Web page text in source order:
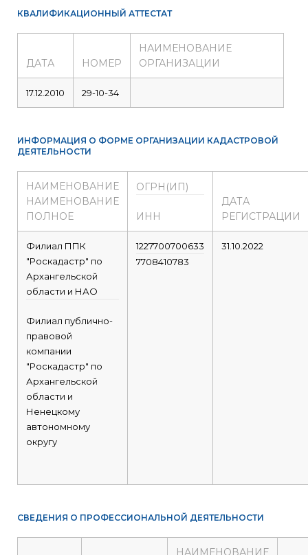
КВАЛИФИКАЦИОННЫЙ АТТЕСТАТ
ДАТА НОМЕР
НАИМЕНОВАНИЕ
ОРГАНИЗАЦИИ
17.12.2010 29-10-34
ИНФОРМАЦИЯ О ФОРМЕ ОРГАНИЗАЦИИ КАДАСТРОВОЙ
ДЕЯТЕЛЬНОСТИ
НАИМЕНОВАНИЕ
НАИМЕНОВАНИЕ
ПОЛНОЕ
ОГРН(ИП)
ИНН
ДАТА
РЕГИСТРАЦИИ
Филиал ППК
"Роскадастр" по
Архангельской
области и НАО
Филиал публично-
правовой
компании
"Роскадастр" по
Архангельской
области и
Ненецкому
автономному
округу
1227700700633
7708410783
31.10.2022
СВЕДЕНИЯ О ПРОФЕССИОНАЛЬНОЙ ДЕЯТЕЛЬНОСТИ
НАИМЕНОВАНИЕ